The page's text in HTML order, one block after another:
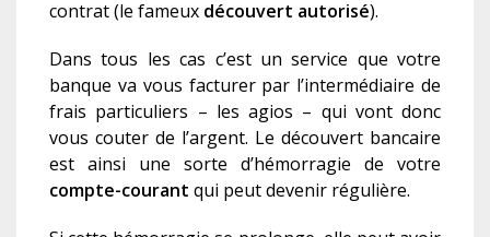
contrat (le fameux découvert autorisé).
Dans tous les cas c’est un service que votre
banque va vous facturer par l’intermédiaire de
frais particuliers – les agios – qui vont donc
vous couter de l’argent. Le découvert bancaire
est ainsi une sorte d’hémorragie de votre
compte-courant qui peut devenir régulière.